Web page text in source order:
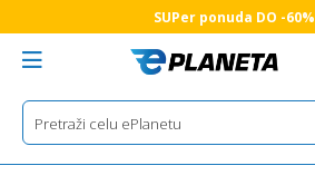
SUPer ponuda DO -